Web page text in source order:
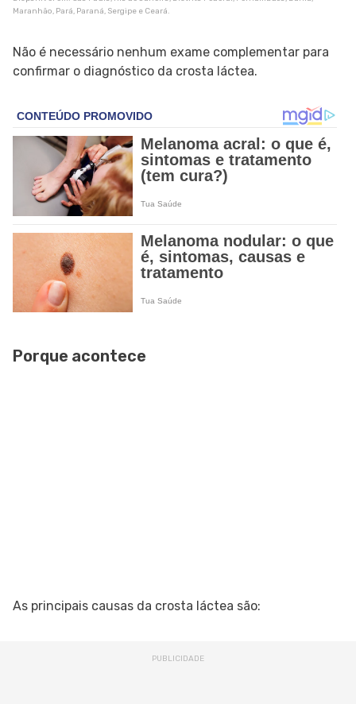
Maranhão, Pará, Paraná, Sergipe e Ceará.
Não é necessário nenhum exame complementar para
confirmar o diagnóstico da crosta láctea.
Porque acontece
As principais causas da crosta láctea são: